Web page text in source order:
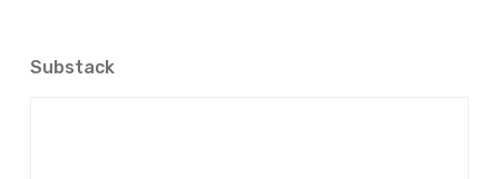
Substack